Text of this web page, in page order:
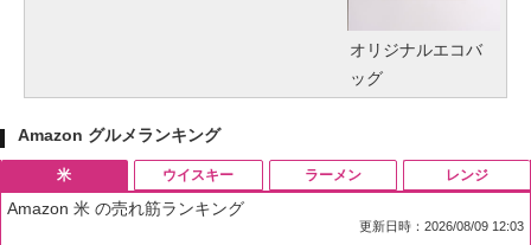
オリジナルエコバ
ッグ
Amazon グルメランキング
米
Amazon 米 の売れ筋ランキング
更新日時：2026/08/09 12:03
ウイスキー ラーメン レンジ